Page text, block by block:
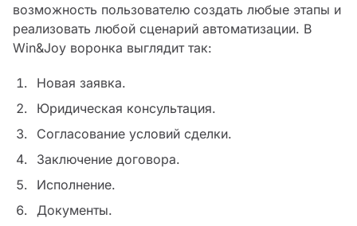
возможность пользователю создать любые этапы и
реализовать любой сценарий автоматизации. В
Win&Joy воронка выглядит так:
Новая заявка.
Юридическая консультация.
Согласование условий сделки.
Заключение договора.
Исполнение.
Документы.